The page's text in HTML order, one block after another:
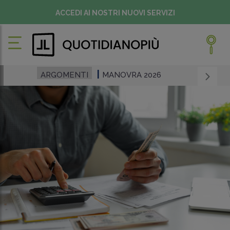
ACCEDI AI NOSTRI NUOVI SERVIZI
ARGOMENTI MANOVRA 2026